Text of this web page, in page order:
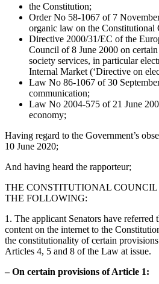
the Constitution;
Order No 58-1067 of 7
organic law on the Constitutional
Directive 2000/31/EC of the
Council of 8 June 2000 on
society services, in particular
Internal Market (‘Directive on
Law No 86-1067 of 30
communication;
Law No 2004-575 of 21 June
economy;
Having regard to the Government’s
10 June 2020;
And having heard the rapporteur;
THE CONSTITUTIONAL
THE FOLLOWING:
1. The applicant Senators have
content on the internet to the
the constitutionality of certain
Articles 4, 5 and 8 of the Law at issue.
– On certain provisions of Article 1: